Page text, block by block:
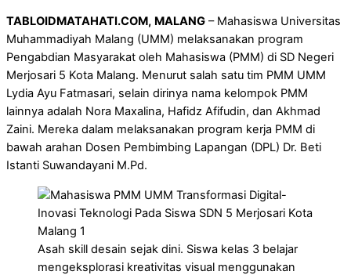
TABLOIDMATAHATI.COM, MALANG – Mahasiswa Universitas
Muhammadiyah Malang (UMM) melaksanakan program
Pengabdian Masyarakat oleh Mahasiswa (PMM) di SD Negeri
Merjosari 5 Kota Malang. Menurut salah satu tim PMM UMM
Lydia Ayu Fatmasari, selain dirinya nama kelompok PMM
lainnya adalah Nora Maxalina, Hafidz Afifudin, dan Akhmad
Zaini. Mereka dalam melaksanakan program kerja PMM di
bawah arahan Dosen Pembimbing Lapangan (DPL) Dr. Beti
Istanti Suwandayani M.Pd.
Asah skill desain sejak dini. Siswa kelas 3 belajar
mengeksplorasi kreativitas visual menggunakan